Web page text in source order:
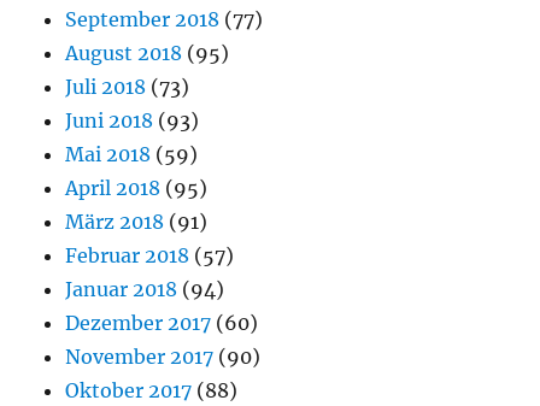
September 2018 (77)
August 2018 (95)
Juli 2018 (73)
Juni 2018 (93)
Mai 2018 (59)
April 2018 (95)
März 2018 (91)
Februar 2018 (57)
Januar 2018 (94)
Dezember 2017 (60)
November 2017 (90)
Oktober 2017 (88)